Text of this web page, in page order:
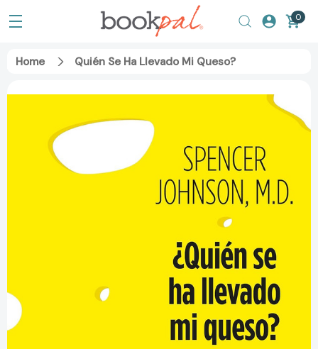
0
Home Quién Se Ha Llevado Mi Queso?